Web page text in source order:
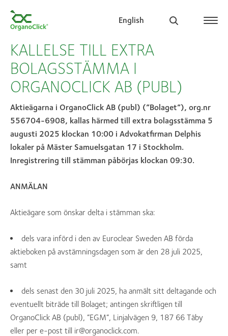
English
Search for:
KALLELSE TILL EXTRA
BOLAGSSTÄMMA I
ORGANOCLICK AB (PUBL)
Aktieägarna i OrganoClick AB (publ) (”Bolaget”), org.nr
556704-6908, kallas härmed till extra bolagsstämma 5
augusti 2025 klockan 10:00 i Advokatfirman Delphis
lokaler på Mäster Samuelsgatan 17 i Stockholm.
Inregistrering till stämman påbörjas klockan 09:30.
ANMÄLAN
Aktieägare som önskar delta i stämman ska:
dels vara införd i den av Euroclear Sweden AB förda
aktieboken på avstämningsdagen som är den 28 juli 2025,
samt
dels senast den 30 juli 2025, ha anmält sitt deltagande och
eventuellt biträde till Bolaget; antingen skriftligen till
OrganoClick AB (publ), ”EGM”, Linjalvägen 9, 187 66 Täby
eller per e-post till ir@organoclick.com.